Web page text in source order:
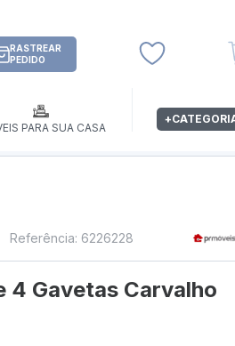
RASTREAR
PEDIDO
PARA SUA CASA
Referência: 6226228
4 Gavetas Carvalho